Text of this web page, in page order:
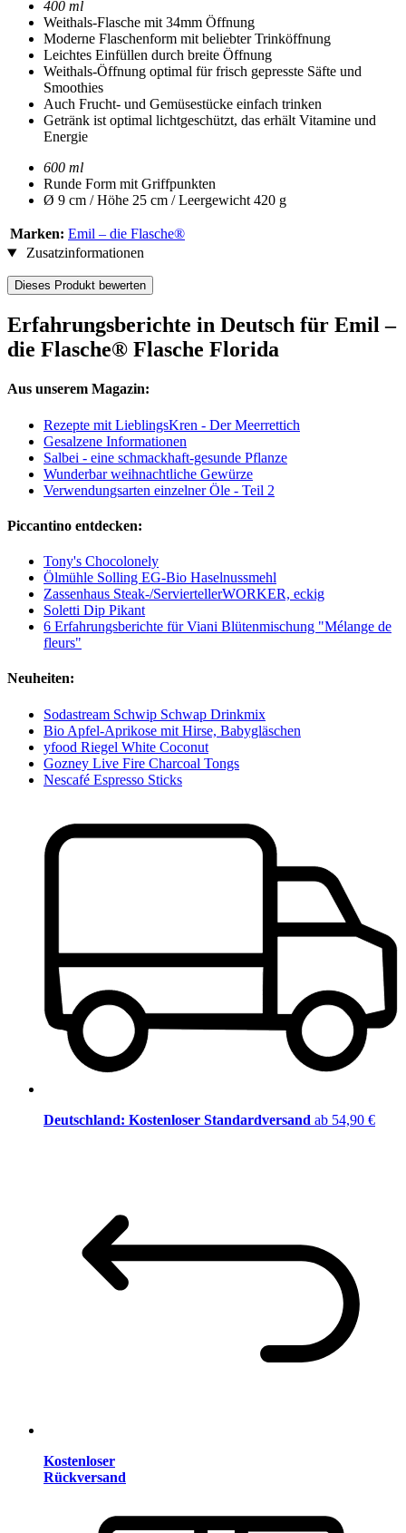
400 ml
Weithals-Flasche mit 34mm Öffnung
Moderne Flaschenform mit beliebter Trinköffnung
Leichtes Einfüllen durch breite Öffnung
Weithals-Öffnung optimal für frisch gepresste Säfte und
Smoothies
Auch Frucht- und Gemüsestücke einfach trinken
Getränk ist optimal lichtgeschützt, das erhält Vitamine und
Energie
600 ml
Runde Form mit Griffpunkten
Ø 9 cm / Höhe 25 cm / Leergewicht 420 g
Marken: Emil – die Flasche®
Zusatzinformationen
Dieses Produkt bewerten
Erfahrungsberichte in Deutsch für Emil –
die Flasche® Flasche Florida
Aus unserem Magazin:
Rezepte mit LieblingsKren - Der Meerrettich
Gesalzene Informationen
Salbei - eine schmackhaft-gesunde Pflanze
Wunderbar weihnachtliche Gewürze
Verwendungsarten einzelner Öle - Teil 2
Piccantino entdecken:
Tony's Chocolonely
Ölmühle Solling EG-Bio Haselnussmehl
Zassenhaus Steak-/ServiertellerWORKER, eckig
Soletti Dip Pikant
6 Erfahrungsberichte für Viani Blütenmischung "Mélange de
fleurs"
Neuheiten:
Sodastream Schwip Schwap Drinkmix
Bio Apfel-Aprikose mit Hirse, Babygläschen
yfood Riegel White Coconut
Gozney Live Fire Charcoal Tongs
Nescafé Espresso Sticks
Deutschland: Kostenloser Standardversand ab 54,90 €
Kostenloser
Rückversand